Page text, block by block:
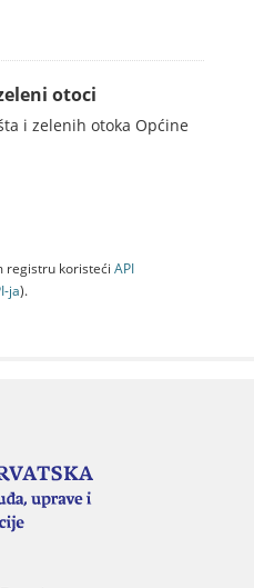
otoci
i zelenih otoka Općine
registru koristeći API
jа).